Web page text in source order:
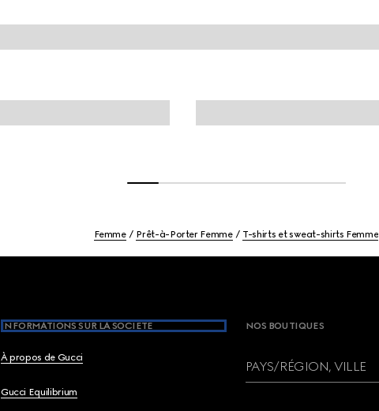
Femme Prêt-à-Porter Femme T-shirts et sweat-shirts Femme
INFORMATIONS SUR LA SOCIETE
À propos de Gucci
Gucci Equilibrium
NOS BOUTIQUES
PAYS/RÉGION, VILLE